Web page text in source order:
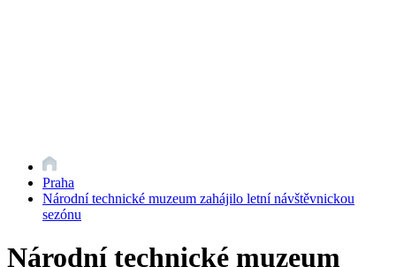
Praha
Národní technické muzeum zahájilo letní návštěvnickou
sezónu
Národní technické muzeum